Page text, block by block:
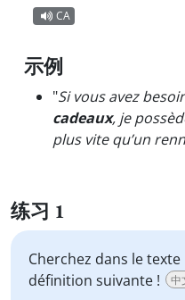
CA
示例
"Si vous avez
cadeaux, je
plus vite qu’un
练习 1
Cherchez dans le
définition suivante !
中